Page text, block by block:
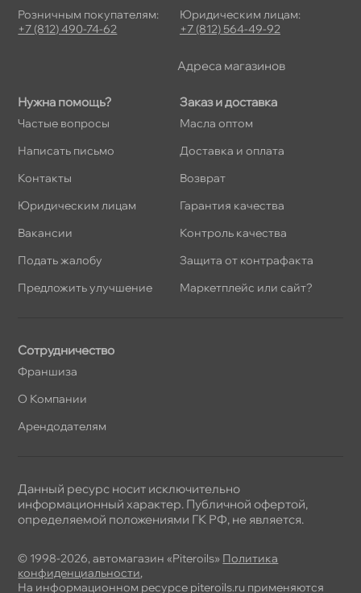
Нужна помощь?
Частые вопросы
Написать письмо
Контакты
Юридическим лицам
акансии
Подать жалобу
Предложить улучшение
Заказ и доставка
Масла оптом
Доставка и оплата
озврат
Гарантия качества
Контроль качества
Защита от контрафакта
Маркетплейс или сайт?
Сотрудничество
Франшиза
О Компании
Арендодателям
Розничным покупателям:
+7 (812) 490-74-62
Юридическим лицам:
+7 (812) 564-49-92
Адреса магазино
© 1998-2026, автомагазин «Piteroils» Политика
конфиденциальности,
На информационном ресурсе piteroils.ru применяются
Данный ресурс носит исключительно
информационный характер. Публичной офертой,
определяемой положениями ГК РФ, не является.